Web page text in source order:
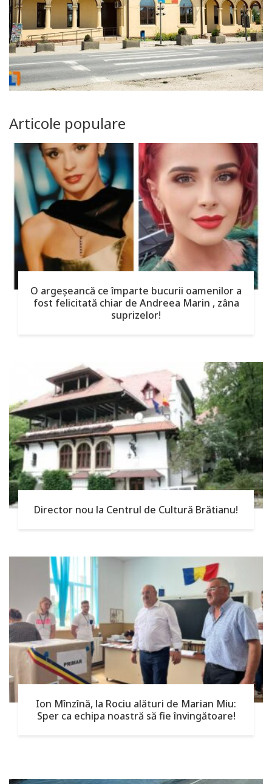
Articole populare
O argeşeancă ce împarte bucurii oamenilor a
fost felicitată chiar de Andreea Marin , zâna
suprizelor!
Director nou la Centrul de Cultură Brătianu!
Ion Mînzînă, la Rociu alături de Marian Miu:
Sper ca echipa noastră să fie învingătoare!